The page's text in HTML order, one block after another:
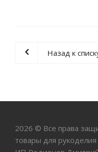
Назад к
2026 © Все права
товары для